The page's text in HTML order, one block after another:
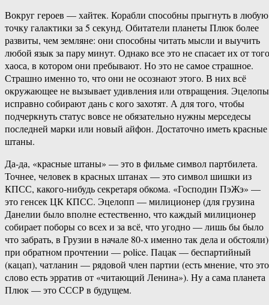
Вокруг героев — хайтек. Корабли способны прыгнуть в любую
точку галактики за 5 секунд. Обитатели планеты Плюк более
развиты, чем земляне: они способны читать мысли и выучить
любой язык за пару минут. Однако все это не спасает их от того
хаоса, в котором они пребывают. Но это не самое страшное.
Страшно именно то, что они не осознают этого. В них всё
окружающее не вызывает удивления или отвращения. Эцелопы
исправно собирают дань с кого захотят. А для того, чтобы
подчеркнуть статус вовсе не обязательно нужны мерседесы
последней марки или новый айфон. Достаточно иметь красные
штаны.
Да-да, «красные штаны» — это в фильме символ партбилета.
Точнее, человек в красных штанах — это символ шишки из
КПСС, какого-нибудь секретаря обкома. «Господин ПэЖэ» —
это генсек ЦК КПСС. Эцелопп — милиционер (для грузина
Данелии было вполне естественно, что каждый милиционер
собирает поборы со всех и за всё, что угодно — лишь бы было
что забрать, в Грузии в начале 80-х именно так дела и
при обратном прочтении — police. Пацак — беспартийный
(кацап), чатланин — рядовой член партии (есть мнение, что это
слово есть эрратив от «читающий Ленина»). Ну а сама планета
Плюк — это СССР в будущем.